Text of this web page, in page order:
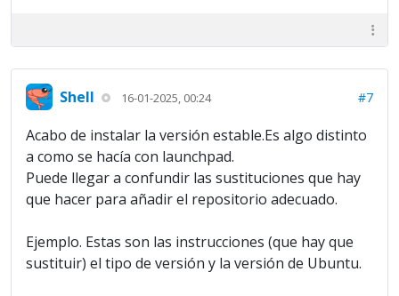
Shell 16-01-2025, 00:24 #7
Acabo de instalar la versión estable.Es algo distinto
a como se hacía con launchpad.
Puede llegar a confundir las sustituciones que hay
que hacer para añadir el repositorio adecuado.
Ejemplo. Estas son las instrucciones (que hay que
sustituir) el tipo de versión y la versión de Ubuntu.